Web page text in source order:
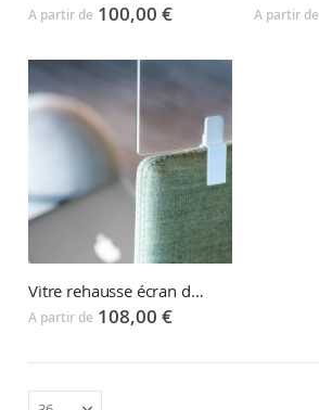
A partir de 100,00 € A partir de
Vitre rehausse écran de séparation PLEXITOP
A partir de 108,00 €